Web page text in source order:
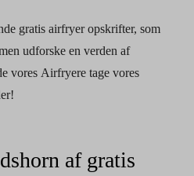
gratis airfryer opskrifter, som
udforske en verden af
vores Airfryere tage vores
af gratis